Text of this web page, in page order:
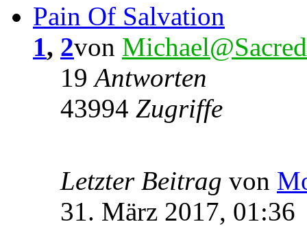
Pain Of Salvation
1, 2von
19Antworten
43994 Zugriffe
Letzter Beitrag von
31. März 2017, 01:36